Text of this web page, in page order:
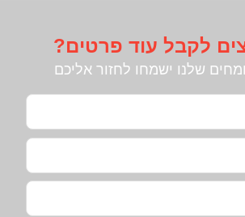
לקבל עוד פרטים?
שלנו ישמחו לחזור אליכם